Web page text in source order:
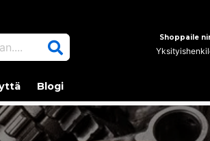
Shoppaile
Blogi